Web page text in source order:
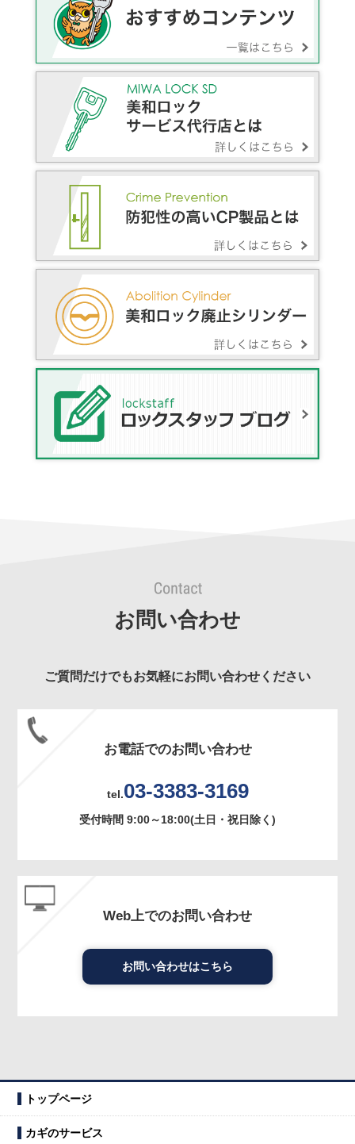
お問い合わせ
ご質問だけでもお気軽にお問い合わせください
お電話でのお問い合わせ
tel.03-3383-3169
受付時間 9:00～18:00(土日・祝日除く)
Web上でのお問い合わせ
お問い合わせはこちら
トップページ
カギのサービス